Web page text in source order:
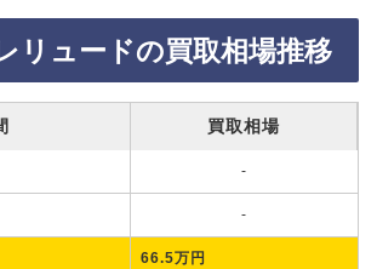
リュードの買取相場推移
買取相場
-
-
66.5万円